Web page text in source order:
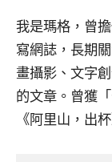
我是瑪格，曾
寫網誌，長期
畫攝影、文字
的文章。曾獲
《阿里山，出